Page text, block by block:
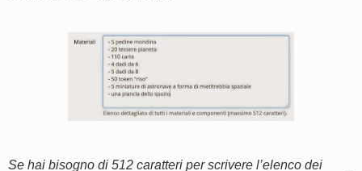
Se hai bisogno di 512 caratteri per scrivere l’elenco dei